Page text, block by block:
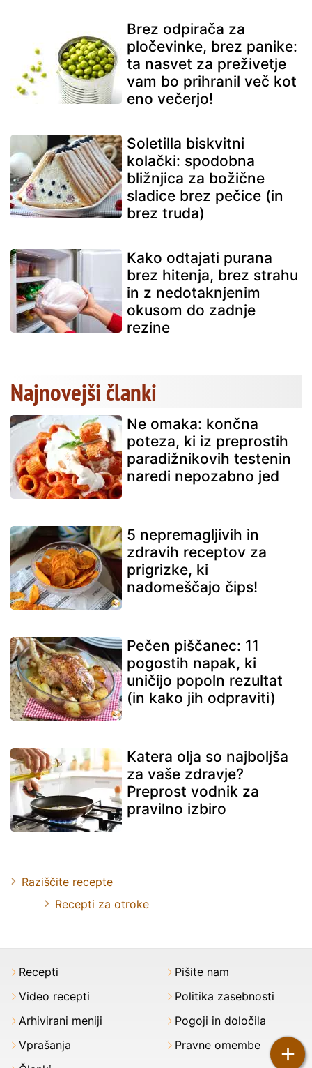
+
Brez odpirača za
pločevinke, brez panike:
ta nasvet za preživetje
vam bo prihranil več kot
eno večerjo!
Soletilla biskvitni
kolački: spodobna
bližnjica za božične
sladice brez pečice (in
brez truda)
Kako odtajati purana
brez hitenja, brez strahu
in z nedotaknjenim
okusom do zadnje
rezine
Najnovejši članki
Ne omaka: končna
poteza, ki iz preprostih
paradižnikovih testenin
naredi nepozabno jed
5 nepremagljivih in
zdravih receptov za
prigrizke, ki
nadomeščajo čips!
Pečen piščanec: 11
pogostih napak, ki
uničijo popoln rezultat
(in kako jih odpraviti)
Katera olja so najboljša
za vaše zdravje?
Preprost vodnik za
pravilno izbiro
Raziščite recepte
Recepti za otroke
Recepti
Video recepti
Arhivirani meniji
Vprašanja
Pišite nam
Politika zasebnosti
Pogoji in določila
Pravne omembe